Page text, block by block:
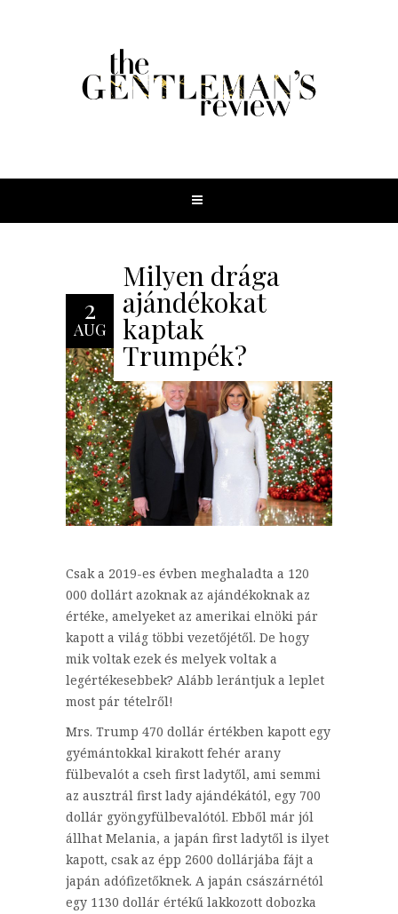
2
AUG
Milyen drága
ajándékokat
kaptak
Trumpék?
Csak a 2019-es évben meghaladta a 120
000 dollárt azoknak az ajándékoknak az
értéke, amelyeket az amerikai elnöki pár
kapott a világ többi vezetőjétől. De hogy
mik voltak ezek és melyek voltak a
legértékesebbek? Alább lerántjuk a leplet
most pár tételről!
Mrs. Trump 470 dollár értékben kapott egy
gyémántokkal kirakott fehér arany
fülbevalót a cseh first ladytől, ami semmi
az ausztrál first lady ajándékától, egy 700
dollár gyöngyfülbevalótól. Ebből már jól
állhat Melania, a japán first ladytől is ilyet
kapott, csak az épp 2600 dollárjába fájt a
japán adófizetőknek. A japán császárnétól
egy 1130 dollár értékű lakkozott dobozka